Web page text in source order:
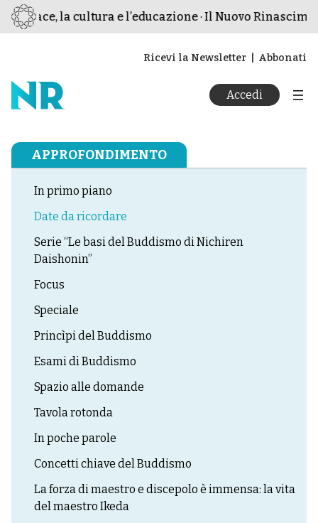
la cultura e l’educazione · Il Nuovo Rinascimento
Ricevi la Newsletter Abbonati
Accedi
APPROFONDIMENTO
In primo piano
Date da ricordare
Serie “Le basi del Buddismo di Nichiren
Daishonin”
Focus
Speciale
Princìpi del Buddismo
Esami di Buddismo
Spazio alle domande
Tavola rotonda
In poche parole
Concetti chiave del Buddismo
La forza di maestro e discepolo è immensa: la vita
del maestro Ikeda